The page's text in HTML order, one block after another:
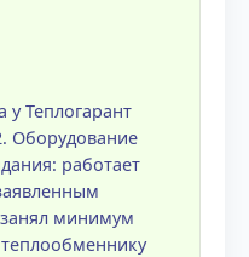
Теплогарант
Оборудование
работает
минимум